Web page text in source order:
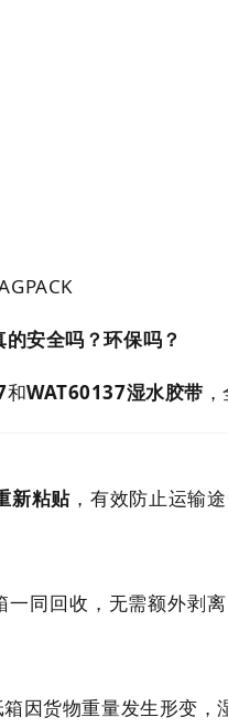
安全吗？环保吗？
和WAT60137湿水胶带
新粘贴 ，有效防止运输
一同回收，无需额外剥
因货物重量发生形变，